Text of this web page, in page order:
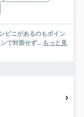
ビニがあるのもポイン
で対面せず... もっと見